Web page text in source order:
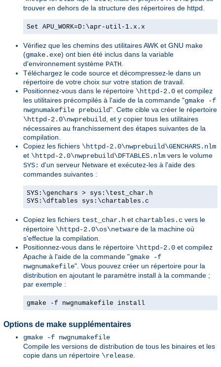
trouver en dehors de la structure des répertoires de httpd.
Set APU_WORK=D:\apr-util-1.x.x
Vérifiez que les chemins des utilitaires AWK et GNU make
(gmake.exe) ont bien été inclus dans la variable
d'environnement système PATH
Téléchargez le code source et décompressez-le dans un
répertoire de votre choix sur votre station de travail.
Positionnez-vous dans le répertoire \httpd-2.0 et compilez
les utilitaires précompilés à l'aide de la commande "gmake -f
nwgnumakefile prebuild". Cette cible va créer le répertoire
\httpd-2.0\nwprebuild
, et y copier tous les utilitaires
nécessaires au franchissement des étapes suivantes de la
compilation.
Copiez les fichiers \httpd-2.0\nwprebuild\GENCHARS.nlm
et \httpd-2.0\nwprebuild\DFTABLES.nlm vers le volume
SYS: d'un serveur Netware et exécutez-les à l'aide des
commandes suivantes :
SYS:\genchars > sys:\test_char.h
SYS:\dftables sys:\chartables.c
Copiez les fichiers test_char.h et chartables.c vers le
répertoire \httpd-2.0\os\netware de la machine où
s'effectue la compilation.
Positionnez-vous dans le répertoire \httpd-2.0 et compilez
Apache à l'aide de la commande "gmake -f
nwgnumakefile". Vous pouvez créer un répertoire pour la
distribution en ajoutant le paramètre install à la commande ;
par exemple :
gmake -f nwgnumakefile install
Options de make supplémentaires
gmake -f nwgnumakefile
Compile les versions de distribution de tous les binaires et les
copie dans un répertoire \release